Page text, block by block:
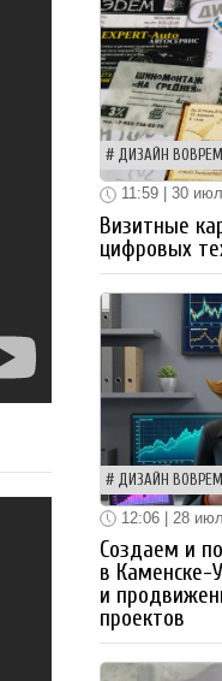
ДИЗАЙН
11:59 | 30
Визитные
цифровых
ДИЗАЙН
12:06 | 28
Создаем и
в Каменске-
и
проектов